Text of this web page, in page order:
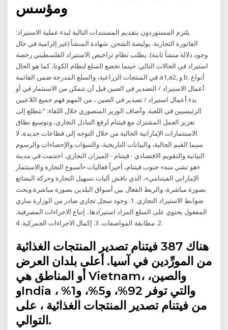
يلتزم المستوردون بتقديم المستندات التالية لبدء عملية الاستيراد:
الفاتورة التجارية. بوليصة الشحن. شهادة المنشأ (غير إلزامية في حال
وجود دلالة منشأ ثابتة). يطلب نظام تراخيص الاستيراد الفلسطيني رخصة
استيراد في الحالات التالي: حينما تخضع السلع لنظام الكوتا، كما هو الحال
في المنتجات الزراعية، والسلع المدرجة ضمن القائمة a1,a2, و b. أنواع
أعمال الاستيراد / التصدير في الصين قبل أن تتمكن من الاستثمار في أو
بدء أعمال استيراد / تصدير في الصين ، من المهم فهم جميع اللاعبين
الرئيسيين في اللعبة. وأضاف الوزير المنصوري خلال اللقاء: "نتطلع إلى
تعزيز العمل المشترك مع فيتنام لرفع التبادل التجاري، وتوسيع نطاق
الاستثمارات الإماراتية الحالية من خلال التوجه إلى قطاعات جديدة، لا
سيما القيم الحالية، والبيانات التاريخية، والتنبؤات والإحصاءات والرسوم
البيانية والتقويم الاقتصادي - فيتنام - الميزان التجاري. اختتمت في مدينة
«هو تشي منه» جنوب فيتنام، أخيراً فعاليات «أسبوع التجارة والاستثمار
الإماراتي الفيتنامي»، الذي ناقش آليات تسهيل التجارة وحركة البضائع
بصورة مباشرة، والربط الفعال بين أسواق البلدين بصورة مباشرة.وبحث
ضوابط الاستيراد التجاري. 1. وجود سجل تجاري صادر من الوزارة ساري
المفعول يحتوي على السلع المراد استيرادها.. إتباع الاجراءات المصرفية.
2. مطابقة المواصفات. 3. إكمال الاجراءات الجمركية. 4.
هناك 387 فيتنام تصدير المنتجات الغذائية
من المورِّدين في آسيا. أعلى بلدان العرض
أو المناطق هي Vietnam، والصين،
وIndia ، والتي توفر 92%، و5%، و1%
من فيتنام تصدير المنتجات الغذائية ، على
التوالي.